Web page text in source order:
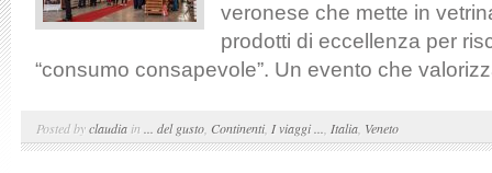
veronese che mette in
prodotti di eccellenza per
“consumo consapevole”. Un evento che
Posted byclaudia in ... del gusto Continenti, I viaggi ... Italia Veneto